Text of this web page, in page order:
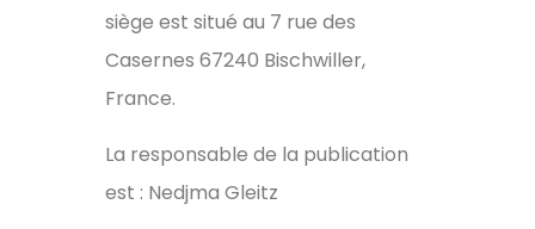
siège est situé au 7 rue des
Casernes 67240 Bischwiller,
France.
La responsable de la publication
est : Nedjma Gleitz